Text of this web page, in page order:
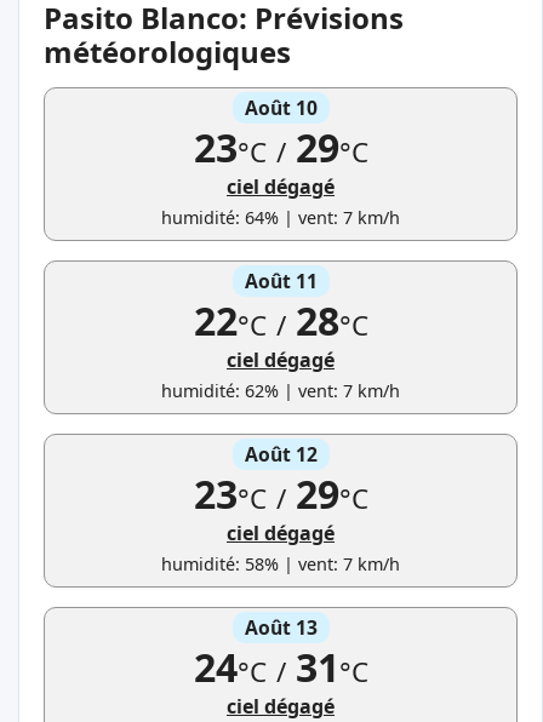
Pasito Blanco: Prévisions
météorologiques
Août 10
23°C /29°C
ciel dégagé
humidité: 64% | vent: 7 km/h
Août 11
22°C /28°C
ciel dégagé
humidité: 62% | vent: 7 km/h
Août 12
23°C /29°C
ciel dégagé
humidité: 58% | vent: 7 km/h
Août 13
24°C /31°C
ciel dégagé